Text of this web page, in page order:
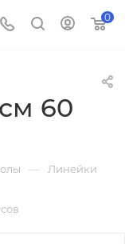
0
60
— Линейки